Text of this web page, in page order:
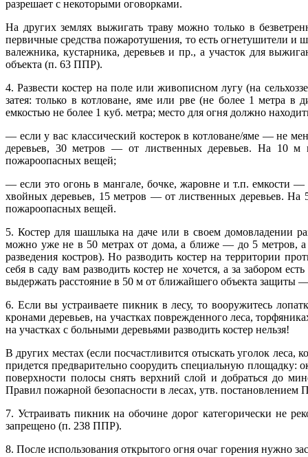
разрешает с некоторыми оговорками.
На других землях выжигать траву можно только в
первичные средства пожаротушения, то есть огнетушители
валежника, кустарника, деревьев и пр., а участок для
объекта (п. 63 ППР).
4. Развести костер на поле или живописном лугу (на
затея: только в котловане, яме или рве (не более 1 метра
емкостью не более 1 куб. метра; место для огня должно
— если у вас классический костерок в котловане/яме — не
деревьев, 30 метров — от лиственных деревьев. На 10 м
пожароопасных вещей;
— если это огонь в мангале, бочке, жаровне и т.п. емкости
хвойных деревьев, 15 метров — от лиственных деревьев.
пожароопасных вещей.
5. Костер для шашлыка на даче или в своем домовладении
можно уже не в 50 метрах от дома, а ближе — до 5 метров,
разведения костров). Но разводить костер на территории
себя в саду вам разводить костер не хочется, а за забором
выдержать расстояние в 50 м от ближайшего объекта защиты
6. Если вы устраиваете пикник в лесу, то вооружитесь
кронами деревьев, на участках поврежденного леса,
на участках с больными деревьями разводить костер нельзя!
В других местах (если посчастливится отыскать уголок
придется предварительно соорудить специальную площадку:
поверхности полосы снять верхний слой и добраться до
Правил пожарной безопасности в лесах, утв. постановлением
7. Устраивать пикник на обочине дорог категорически не
запрещено (п. 238 ППР).
8. После использования открытого огня очаг горения нужно